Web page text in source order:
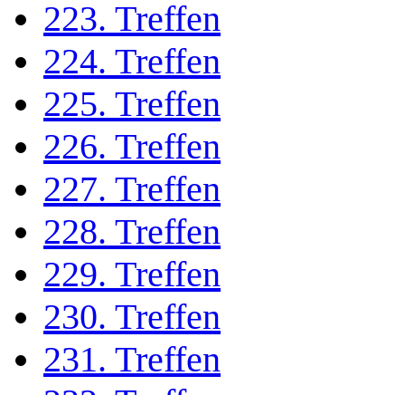
223. Treffen
224. Treffen
225. Treffen
226. Treffen
227. Treffen
228. Treffen
229. Treffen
230. Treffen
231. Treffen